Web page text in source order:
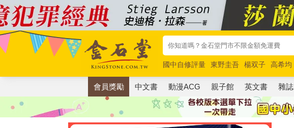
國中自修評量 東野圭吾 楊双子 高希均
唯紅花綻放
奧德賽 路邊攤新作 馬斯克
會員獎勵 中文書 動漫ACG 親子館 英文書 雜誌